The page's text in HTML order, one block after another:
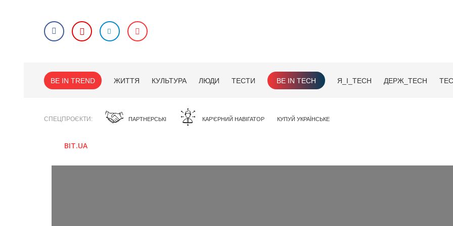
BE IN TREND ЖИТТЯ КУЛЬТУРА ЛЮДИ ТЕСТИ BE IN TECH Я_І_TECH ДЕРЖ_TECH
СПЕЦПРОЄКТИ ПАРТНЕРСЬКІ КАР'ЄРНИЙ НАВІГАТОР КУПУЙ УКРАЇНСЬКЕ
BIT.UA